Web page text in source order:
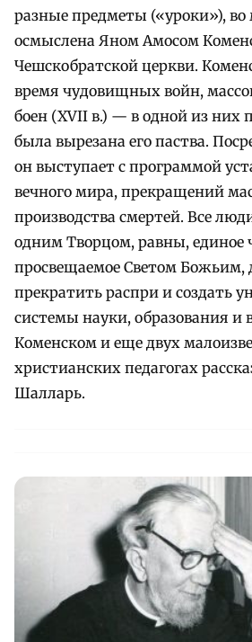
разные предметы («уроки»), во
осмыслена Яном Амосом
Чешскобратской церкви.
время чудовищных войн,
боен (XVII в.) — в одной из них
была вырезана его паства.
он выступает с программой
вечного мира, прекращений
производства смертей. Все
одним Творцом, равны, единое
просвещаемое Светом Божьим,
прекратить распри и создать
системы науки, образования и
Коменском и еще двух
христианских педагогах
Шалларь.